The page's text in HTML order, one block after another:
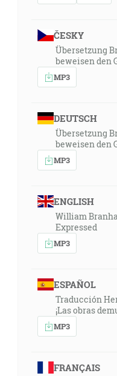
ČESKY
Übersetzung
beweisen den
MP3
DEUTSCH
Übersetzung
beweisen den
MP3
ENGLISH
William
Expressed
MP3
ESPAÑOL
Traducción
¡Las obras
MP3
FRANÇAIS